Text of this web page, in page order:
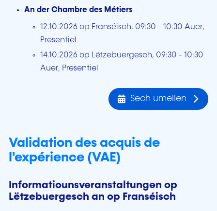
An der Chambre des Métiers
12.10.2026 op Franséisch, 09:30 - 10:30 Auer,
Presentiel
14.10.2026 op Lëtzebuergesch, 09:30 - 10:30
Auer, Presentiel
Sech umellen
Validation des acquis de
l'expérience (VAE)
Informatiounsveranstaltungen op
Lëtzebuergesch an op Franséisch